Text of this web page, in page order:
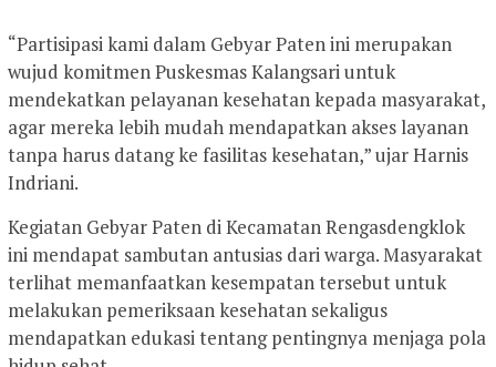
“Partisipasi kami dalam Gebyar Paten ini merupakan
wujud komitmen Puskesmas Kalangsari untuk
mendekatkan pelayanan kesehatan kepada masyarakat,
agar mereka lebih mudah mendapatkan akses layanan
tanpa harus datang ke fasilitas kesehatan,” ujar Harnis
Indriani.
Kegiatan Gebyar Paten di Kecamatan Rengasdengklok
ini mendapat sambutan antusias dari warga. Masyarakat
terlihat memanfaatkan kesempatan tersebut untuk
melakukan pemeriksaan kesehatan sekaligus
mendapatkan edukasi tentang pentingnya menjaga pola